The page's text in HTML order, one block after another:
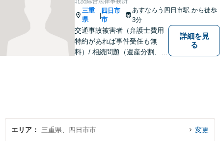
能。【明確な料金体系】どう
ぞご連絡ください。
三重
県
|
四日市
市
あすなろう四日市駅 から徒歩
3分
交通事故被害者（弁護士費用
特約があれば事件受任も無
料）/ 相続問題（遺産分割、遺
詳細を見
る
エリア 三重県、四日市市 変更